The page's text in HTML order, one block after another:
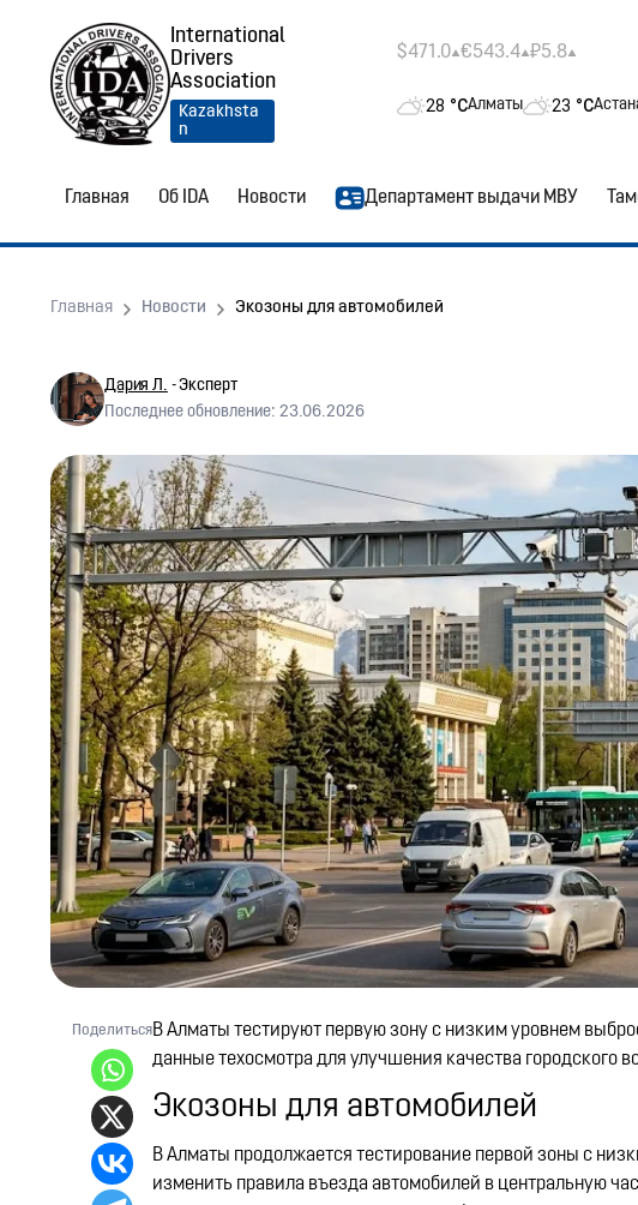
International
Drivers
Association
Kazakhsta
n
$471.0 €543.4 ₽5.8
28 °CАлматы 23 °C
Главная Об IDA Новости Департамент выдачи МВУ
Главная Новости Экозоны для автомобилей
Дария Л. - Эксперт
Последнее обновление: 23.06.2026
ПоделитьсяВ Алматы тестируют первую зону с низким уровнем
данные техосмотра для улучшения качества городского
Экозоны для автомобилей
В Алматы продолжается тестирование первой зоны с
изменить правила въезда автомобилей в центральную